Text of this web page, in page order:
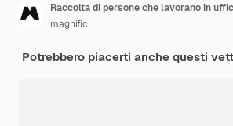
Raccolta di persone che lavorano in
magnific
Potrebbero piacerti anche questi